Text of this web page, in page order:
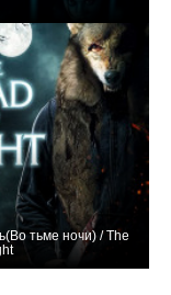
тьме ночи) / The